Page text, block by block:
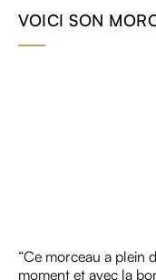
VOICI SON
“Ce morceau a plein
moment et avec la